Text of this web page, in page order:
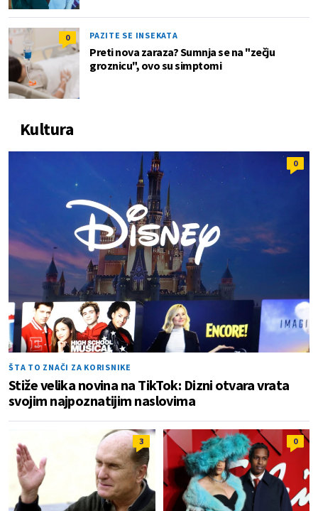
0 PAZITE SE INSEKATA
Preti nova zaraza? Sumnja se na "zečju
groznicu", ovo su simptomi
Kultura
0
ŠTA TO ZNAČI ZA KORISNIKE
Stiže velika novina na TikTok: Dizni otvara vrata
svojim najpoznatijim naslovima
3 0